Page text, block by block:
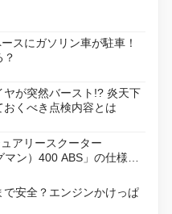
スにガソリン車が駐車！
が突然バースト!? 炎天下
くべき点検内容とは
アリースクーター
マン）400 ABS」の仕様を
安全？エンジンかけっぱ